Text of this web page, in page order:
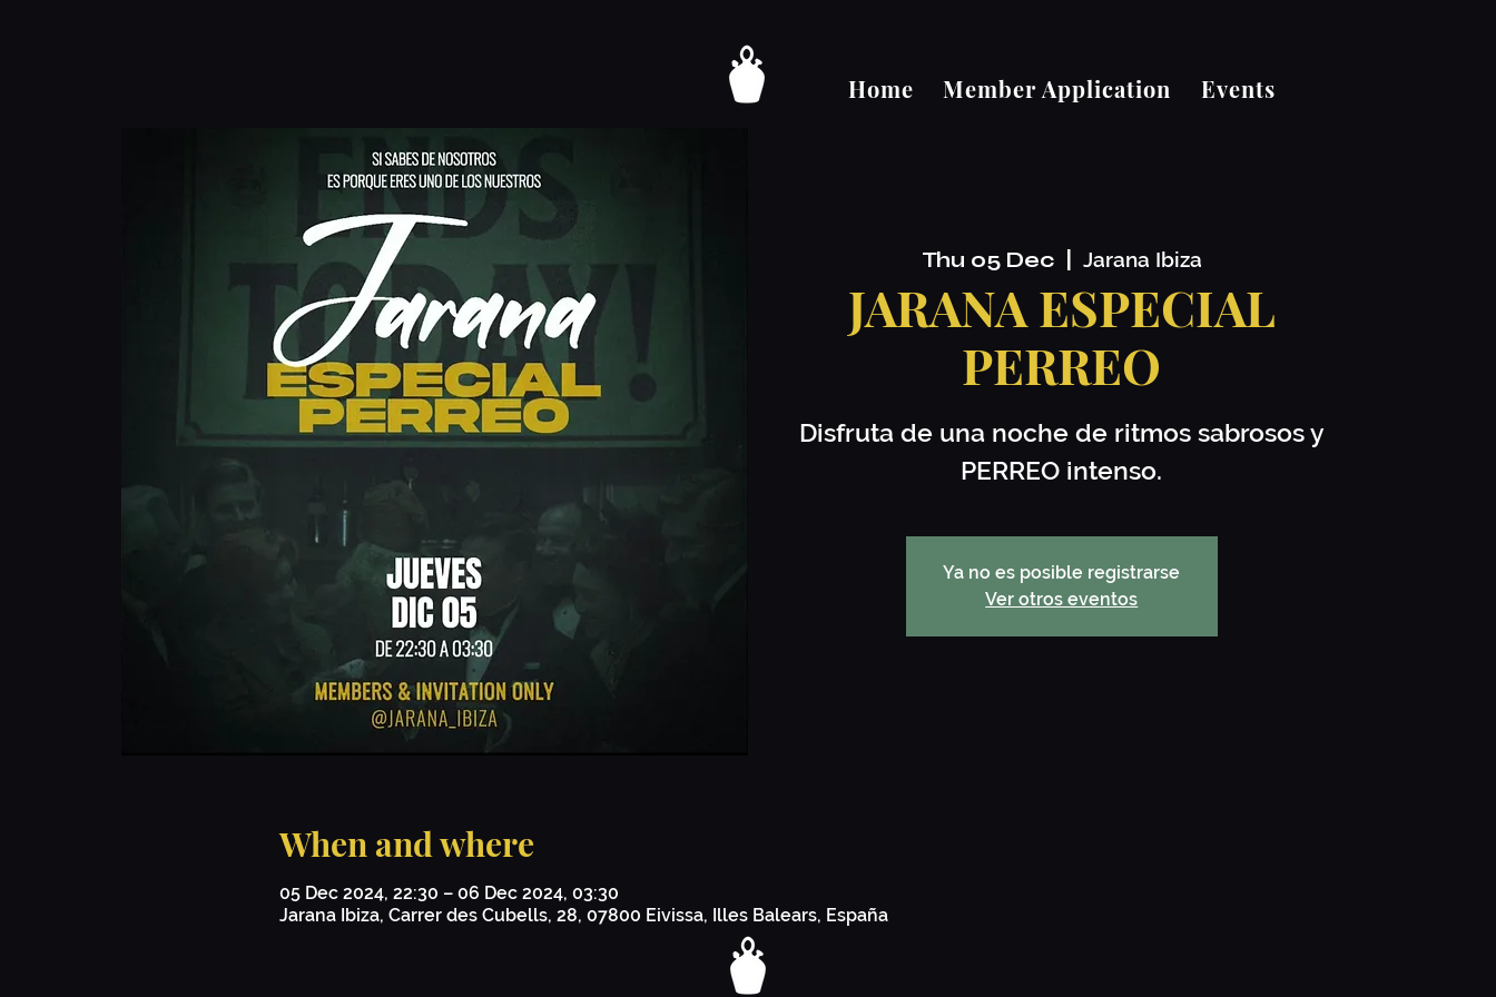
Home Member Application Events
Thu 05 Dec
  |
Jarana Ibiza
JARANA ESPECIAL
PERREO
Disfruta de una noche de ritmos sabrosos y
PERREO intenso.
Ya no es posible registrarse
Ver otros eventos
When and where
05 Dec 2024, 22:30 – 06 Dec 2024, 03:30
Jarana Ibiza, Carrer des Cubells, 28, 07800 Eivissa, Illes Balears, España